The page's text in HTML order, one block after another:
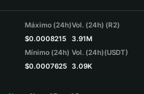
Máximo (24h)
$0.0008215
Mínimo (24h)
$0.0007625
Vol. (24h) (R2)
3.91M
Vol. (24h)(USDT)
3.09K